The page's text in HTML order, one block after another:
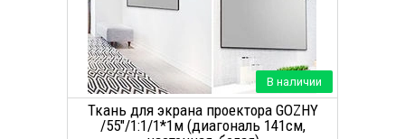
В наличии
Ткань для экрана проектора GOZHY
/55"/1:1/1*1м (диагональ 141см,